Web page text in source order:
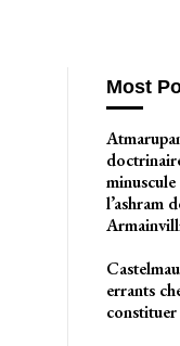
Most
l’ashram
errants
constituer